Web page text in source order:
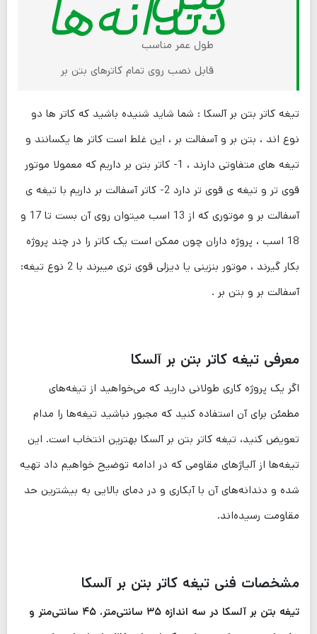
دندانه‌ها
طول عمر مناسب
قابل نصب روی تمام کاترهای بتن بر
تیغه کاتر بتن بر آلسکا : شما شاید شنیده باشید که کاتر ها دو
نوع اند ، بتن بر و آسفالت بر ، این غلط است کاتر ها یکسانند و
تیغه های متفاوتی دارند ، 1- کاتر بتن بر داریم که معمولا موتور
قوی تر و تیغه ی قوی تر دارد 2- کاتر آسفالت بر داریم با تیغه ی
آسفالت بر و موتوری که از 13 اسب میتوان روی آن بست تا 17 و
18 اسب ، پروژه داران چون ممکن است یک کاتر را در چند پروژه
بکار گیرند ، موتور بنزینی یا دیزلی قوی تری میبرند با 2 نوع تیغه:
آسفالت بر و بتن بر .
معرفی تیغه کاتر بتن بر آلسکا
اگر یک پروژه کاری طولانی دارید که می‌خواهید از تیغه‌های
مطمئن برای آن استفاده کنید که مجبور نباشید تیغه‌ها را مدام
تعویض کنید، تیغه کاتر بتن بر آلسکا بهترین انتخاب است. این
تیغه‌ها از آلیاژهای مقاومی که در ادامه توضیح خواهیم داد تهیه
شده و دندانه‌های آن با آبکاری و در دمای بالایی به بیشترین حد
مقاومت رسیده‌اند.
مشخصات فنی تیغه کاتر بتن بر آلسکا
تیغه بتن بر آلسکا در سه اندازه ۳۵ سانتی‌متر، ۴۵ سانتی‌متر و